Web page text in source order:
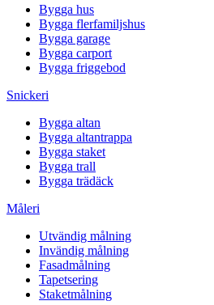
Bygga hus
Bygga flerfamiljshus
Bygga garage
Bygga carport
Bygga friggebod
Snickeri
Bygga altan
Bygga altantrappa
Bygga staket
Bygga trall
Bygga trädäck
Måleri
Utvändig målning
Invändig målning
Fasadmålning
Tapetsering
Staketmålning